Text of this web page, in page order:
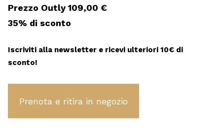
Il
prezzo
originale
era:
170,00 €.
109,00 €Il
prezzo
35% di sconto
Iscriviti alla newsletter e ricevi ulteriori 10€ di
sconto!